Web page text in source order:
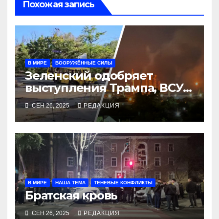
Похожая запись
В МИРЕ ВООРУЖЁННЫЕ СИЛЫ
Зеленский одобряет
выступления Трампа, ВСУ
закрыли Добропольский
рубеж
СЕН 26, 2025 РЕДАКЦИЯ
В МИРЕ НАША ТЕМА ТЕНЕВЫЕ КОНФЛИКТЫ
Братская кровь
СЕН 26, 2025 РЕДАКЦИЯ